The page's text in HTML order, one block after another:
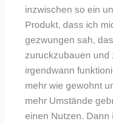
inzwischen so ein
Produkt, dass ich
gezwungen sah,
zuruckzubauen und
irgendwann
mehr wie gewohnt
mehr Umstände
einen Nutzen. Dann